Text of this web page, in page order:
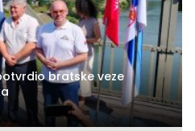
bratske veze